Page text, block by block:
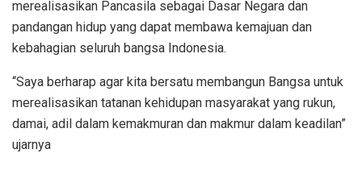
merealisasikan Pancasila sebagai Dasar Negara dan
pandangan hidup yang dapat membawa kemajuan dan
kebahagian seluruh bangsa Indonesia.
“Saya berharap agar kita bersatu membangun Bangsa untuk
merealisasikan tatanan kehidupan masyarakat yang rukun,
damai, adil dalam kemakmuran dan makmur dalam keadilan”
ujarnya